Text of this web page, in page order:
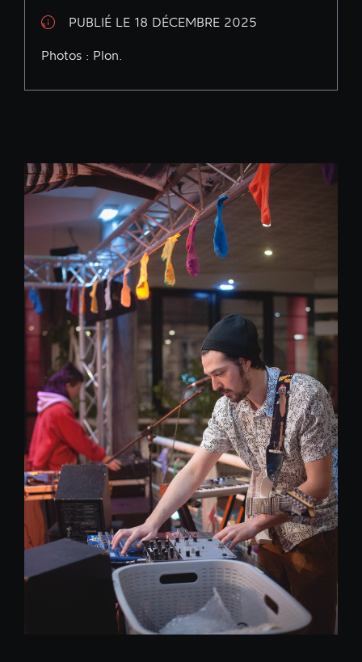
PUBLIÉ LE 18 DÉCEMBRE 2025
Photos : Plon.